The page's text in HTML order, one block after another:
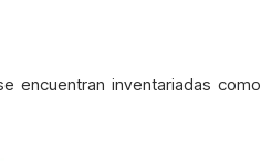
encuentran inventariadas como